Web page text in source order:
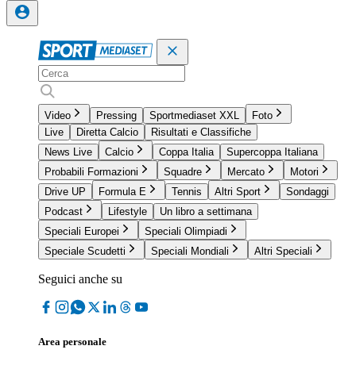
Video Pressing Sportmediaset XXL
Foto
Live
Diretta Calcio
Risultati e Classifiche
News Live
Calcio Coppa Italia
Supercoppa Italiana
Probabili Formazioni
Squadre Mercato
Motori
Drive UP
Formula E Tennis Altri Sport
Sondaggi
Podcast
Lifestyle
Un libro a settimana
Speciali Europei
Speciali Olimpiadi
Speciale Scudetti
Speciali Mondiali Altri Speciali
Seguici anche su
Area personale